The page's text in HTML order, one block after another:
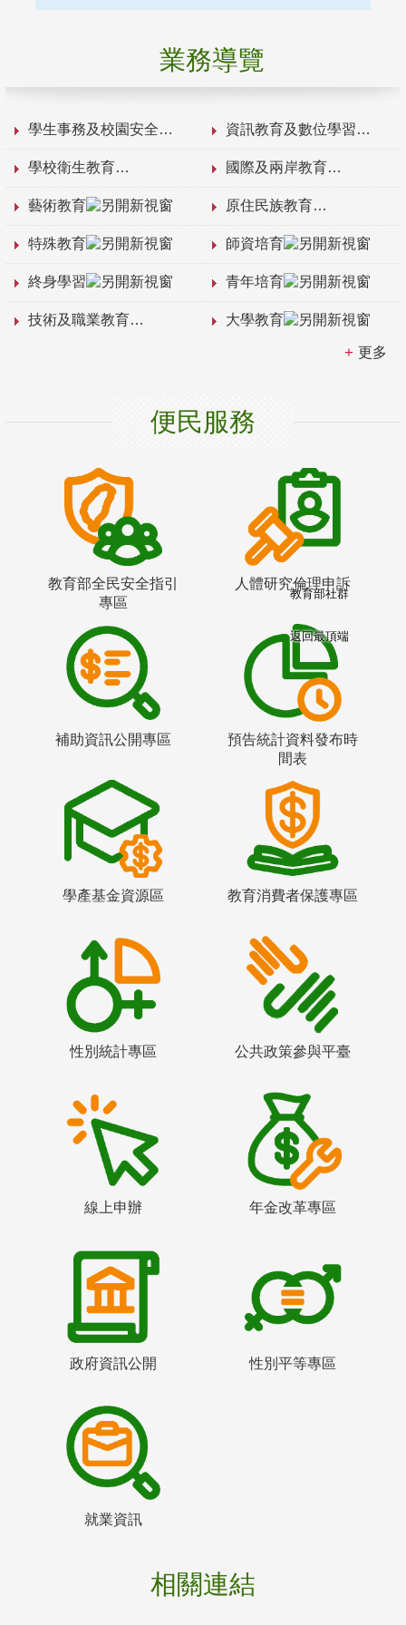
業務導覽
學生事務及校園安全 資訊教育及數位學習
學校衛生教育 國際及兩岸教育
藝術教育 原住民族教育
特殊教育 師資培育
終身學習 青年培育
技術及職業教育 大學教育
更多
便民服務
教育部全民安全指引
專區
人體研究倫理申訴
補助資訊公開專區
預告統計資料發布時
間表
學產基金資源區 教育消費者保護專區
性別統計專區 公共政策參與平臺
線上申辦 年金改革專區
政府資訊公開 性別平等專區
就業資訊
相關連結
教育部社群
返回最頂端